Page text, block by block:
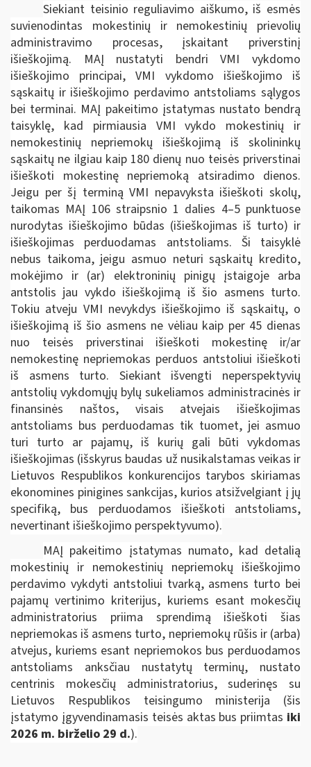
Siekiant teisinio reguliavimo aiškumo, iš esmės
suvienodintas mokestinių ir nemokestinių prievolių
administravimo procesas, įskaitant priverstinį
išieškojimą. MAĮ nustatyti bendri VMI vykdomo
išieškojimo principai, VMI vykdomo išieškojimo iš
sąskaitų ir išieškojimo perdavimo antstoliams sąlygos
bei terminai. MAĮ pakeitimo įstatymas nustato bendrą
taisyklę, kad pirmiausia VMI vykdo mokestinių ir
nemokestinių nepriemokų išieškojimą iš skolininkų
sąskaitų ne ilgiau kaip 180 dienų nuo teisės priverstinai
išieškoti mokestinę nepriemoką atsiradimo dienos.
Jeigu per šį terminą VMI nepavyksta išieškoti skolų,
taikomas MAĮ 106 straipsnio 1 dalies 4–5 punktuose
nurodytas išieškojimo būdas (išieškojimas iš turto) ir
išieškojimas perduodamas antstoliams. Ši taisyklė
nebus taikoma, jeigu asmuo neturi sąskaitų kredito,
mokėjimo ir (ar) elektroninių pinigų įstaigoje arba
antstolis jau vykdo išieškojimą iš šio asmens turto.
Tokiu atveju VMI nevykdys išieškojimo iš sąskaitų, o
išieškojimą iš šio asmens ne vėliau kaip per 45 dienas
nuo teisės priverstinai išieškoti mokestinę ir/ar
nemokestinę nepriemokas perduos antstoliui išieškoti
iš asmens turto. Siekiant išvengti neperspektyvių
antstolių vykdomųjų bylų sukeliamos administracinės ir
finansinės naštos, visais atvejais išieškojimas
antstoliams bus perduodamas tik tuomet, jei asmuo
turi turto ar pajamų, iš kurių gali būti vykdomas
išieškojimas (išskyrus baudas už nusikalstamas veikas ir
Lietuvos Respublikos konkurencijos tarybos skiriamas
ekonomines pinigines sankcijas, kurios atsižvelgiant į jų
specifiką, bus perduodamos išieškoti antstoliams,
nevertinant išieškojimo perspektyvumo).
MAĮ pakeitimo įstatymas numato, kad detalią
mokestinių ir nemokestinių nepriemokų išieškojimo
perdavimo vykdyti antstoliui tvarką, asmens turto bei
pajamų vertinimo kriterijus, kuriems esant mokesčių
administratorius priima sprendimą išieškoti šias
nepriemokas iš asmens turto, nepriemokų rūšis ir (arba)
atvejus, kuriems esant nepriemokos bus perduodamos
antstoliams anksčiau nustatytų terminų, nustato
centrinis mokesčių administratorius, suderinęs su
Lietuvos Respublikos teisingumo ministerija
(šis
įstatymo įgyvendinamasis teisės aktas bus priimtas iki
2026 m. birželio 29 d.).